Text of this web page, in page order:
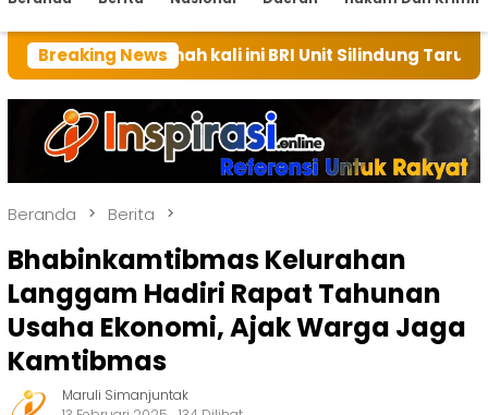
Breaking News
kali ini BRI Unit Silindung Tarutung Ingatkan
Beranda Berita
Bhabinkamtibmas Kelurahan
Langgam Hadiri Rapat Tahunan
Usaha Ekonomi, Ajak Warga Jaga
Kamtibmas
Maruli Simanjuntak